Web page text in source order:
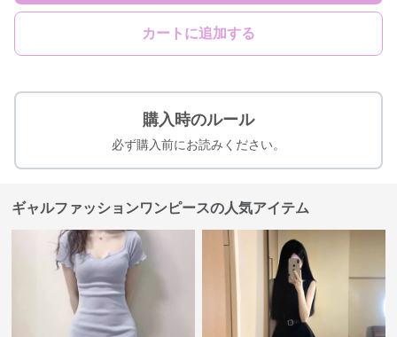
カートに追加する
購入時のルール
必ず購入前にお読みください。
ギャルファッションワンピースの人気アイテム